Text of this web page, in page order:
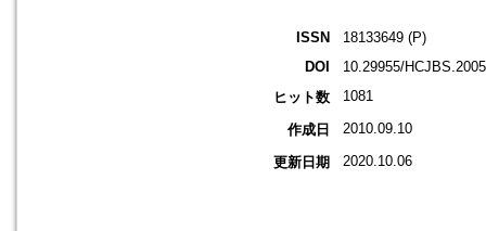
ISSN
18133649 (P)
DOI
10.29955/
ヒット数
1081
作成日 2010.09.10
更新日期 2020.10.06